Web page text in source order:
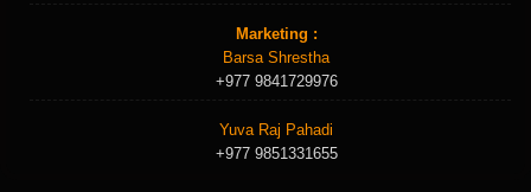
Marketing :
Barsa Shrestha
+977 9841729976
Yuva Raj Pahadi
+977 9851331655